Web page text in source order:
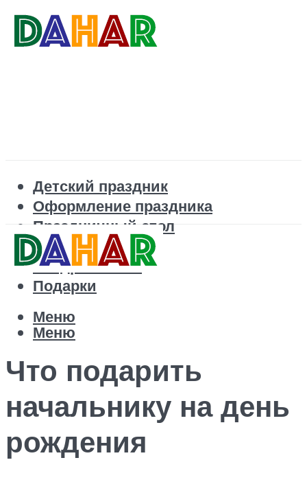
Детский праздник
Оформление праздника
Праздничный стол
Корпоратив
Поздравления
Подарки
Меню
Меню
Что подарить
начальнику на день
рождения